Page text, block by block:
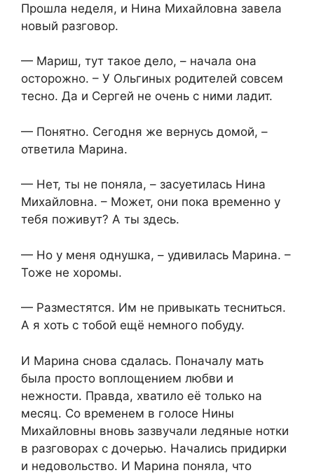
Прошла неделя, и Нина Михайловна завела
новый разговор.
— Мариш, тут такое дело, – начала она
осторожно. – У Ольгиных родителей совсем
тесно. Да и Сергей не очень с ними ладит.
— Понятно. Сегодня же вернусь домой, –
ответила Марина.
— Нет, ты не поняла, – засуетилась Нина
Михайловна. – Может, они пока временно у
тебя поживут? А ты здесь.
— Но у меня однушка, – удивилась Марина. –
Тоже не хоромы.
— Разместятся. Им не привыкать тесниться.
А я хоть с тобой ещё немного побуду.
И Марина снова сдалась. Поначалу мать
была просто воплощением любви и
нежности. Правда, хватило её только на
месяц. Со временем в голосе Нины
Михайловны вновь зазвучали ледяные нотки
в разговорах с дочерью. Начались придирки
и недовольство. И Марина поняла, что